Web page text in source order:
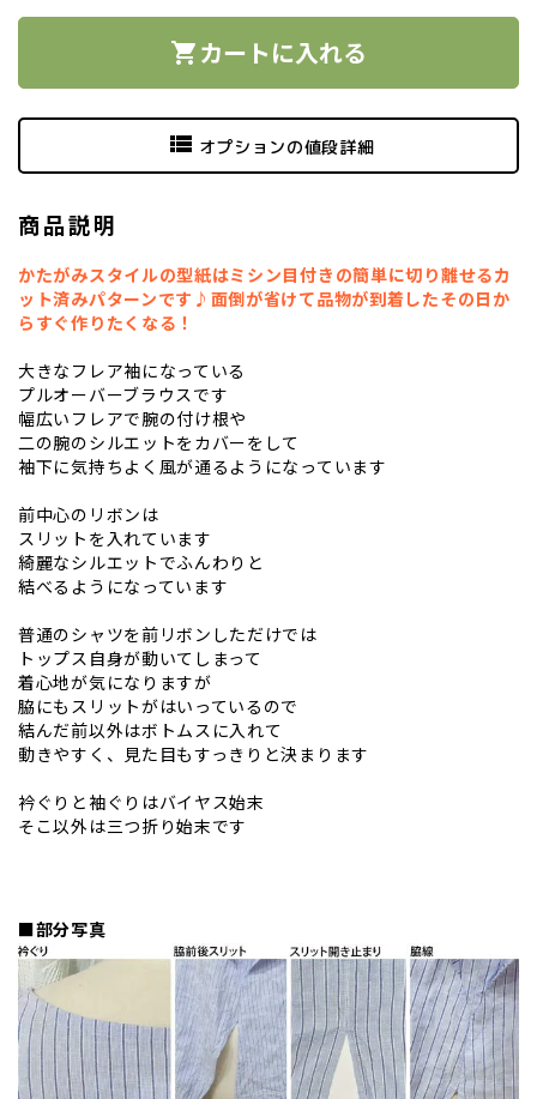
shopping_cart カートに入れる
view_list オプションの値段詳細
商品説明
かたがみスタイルの型紙はミシン目付きの簡単に切り離せるカ
ット済みパターンです♪面倒が省けて品物が到着したその日か
らすぐ作りたくなる！
大きなフレア袖になっている
プルオーバーブラウスです
幅広いフレアで腕の付け根や
二の腕のシルエットをカバーをして
袖下に気持ちよく風が通るようになっています
前中心のリボンは
スリットを入れています
綺麗なシルエットでふんわりと
結べるようになっています
普通のシャツを前リボンしただけでは
トップス自身が動いてしまって
着心地が気になりますが
脇にもスリットがはいっているので
結んだ前以外はボトムスに入れて
動きやすく、見た目もすっきりと決まります
衿ぐりと袖ぐりはバイヤス始末
そこ以外は三つ折り始末です
■部分写真